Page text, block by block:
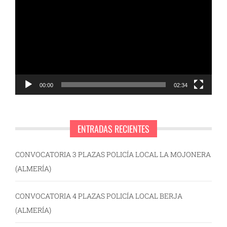
00:00 02:34
ENTRADAS RECIENTES
CONVOCATORIA 3 PLAZAS POLICÍA LOCAL LA MOJONERA
(ALMERÍA)
CONVOCATORIA 4 PLAZAS POLICÍA LOCAL BERJA
(ALMERÍA)